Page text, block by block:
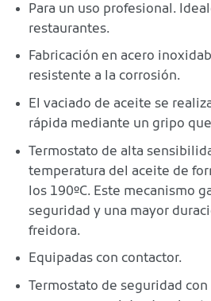
Para un uso profesional.
restaurantes.
Fabricación en acero
resistente a la corrosión.
El vaciado de aceite se
rápida mediante un gripo
Termostato de alta
temperatura del aceite de
los 190ºC. Este mecanismo
seguridad y una mayor
freidora.
Equipadas con contactor.
Termostato de seguridad con